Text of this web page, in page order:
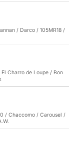
/ Darco / 105MR18 /
Charro de Loupe / Bon
/ Chaccomo / Carousel /